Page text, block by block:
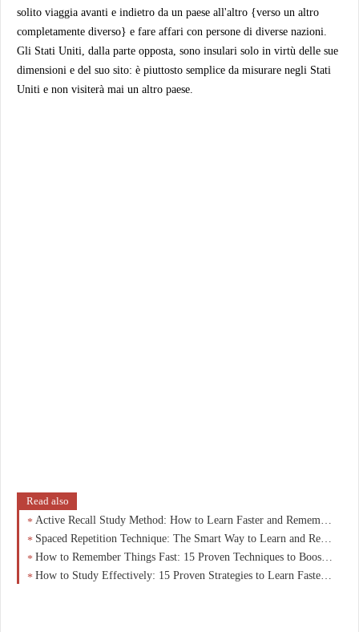
solito viaggia avanti e indietro da un paese all'altro {verso un altro
completamente diverso} e fare affari con persone di diverse nazioni.
Gli Stati Uniti, dalla parte opposta, sono insulari solo in virtù delle sue
dimensioni e del suo sito: è piuttosto semplice da misurare negli Stati
Uniti e non visiterà mai un altro paese.
Read also
Active Recall Study Method: How to Learn Faster and Remember More
Spaced Repetition Technique: The Smart Way to Learn and Remember More
How to Remember Things Fast: 15 Proven Techniques to Boost Memory and Learning
How to Study Effectively: 15 Proven Strategies to Learn Faster and Remember More